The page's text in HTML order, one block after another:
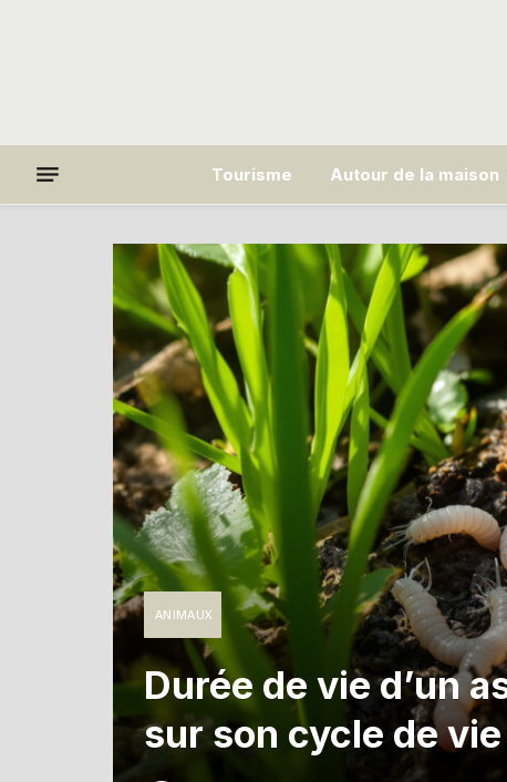
Tourisme Autour de la maison
ANIMAUX
Durée de vie d’un
sur son cycle de